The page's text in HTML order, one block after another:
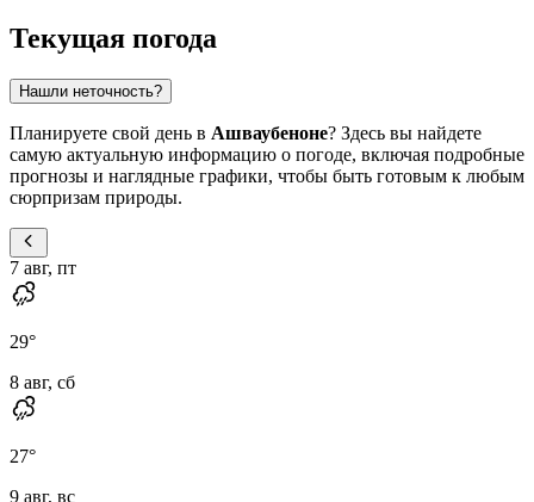
Текущая погода
Нашли неточность?
Планируете свой день в Ашваубеноне? Здесь вы найдете
самую актуальную информацию о погоде, включая подробные
прогнозы и наглядные графики, чтобы быть готовым к любым
сюрпризам природы.
7 авг, пт
29°
8 авг, сб
27°
9 авг, вс